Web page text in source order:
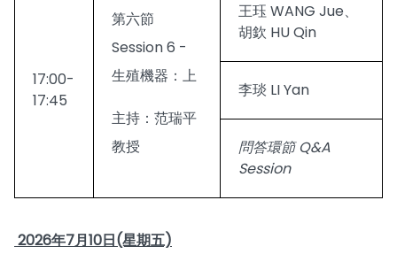
17:00-
17:45
第六節
Session 6 -
生殖機器：上
主持：范瑞平
教授
王珏 WANG Jue、
胡欽 HU Qin
李琰 LI Yan
問答環節 Q&A
Session
2026年7月10日(星期五)